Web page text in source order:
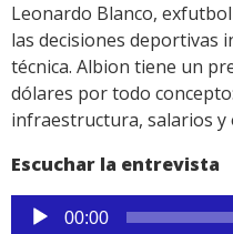
Leonardo Blanco,
las decisiones deportivas
técnica. Albion tiene un
dólares por todo
infraestructura, salarios
Escuchar la entrevista
Reproductor
00:00